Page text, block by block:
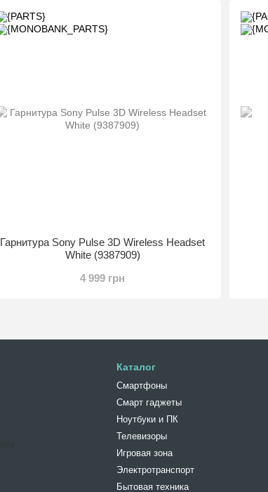
Гарнитура Sony Pulse 3D Wireless Headset
White (9387909)
4 999 грн
Каталог
Смартфоны
Смарт гаджеты
Ноутбуки и ПК
Телевизоры
Игровая зона
Электротранспорт
Бытовая техника